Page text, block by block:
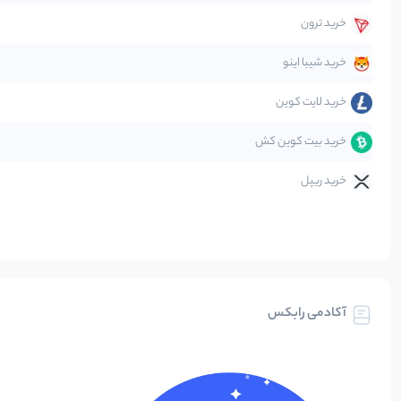
متاورس
خرید ترون
خرید شیبا اینو
خرید لایت کوین
خرید بیت کوین کش
خرید ریپل
آکادمی رابکس